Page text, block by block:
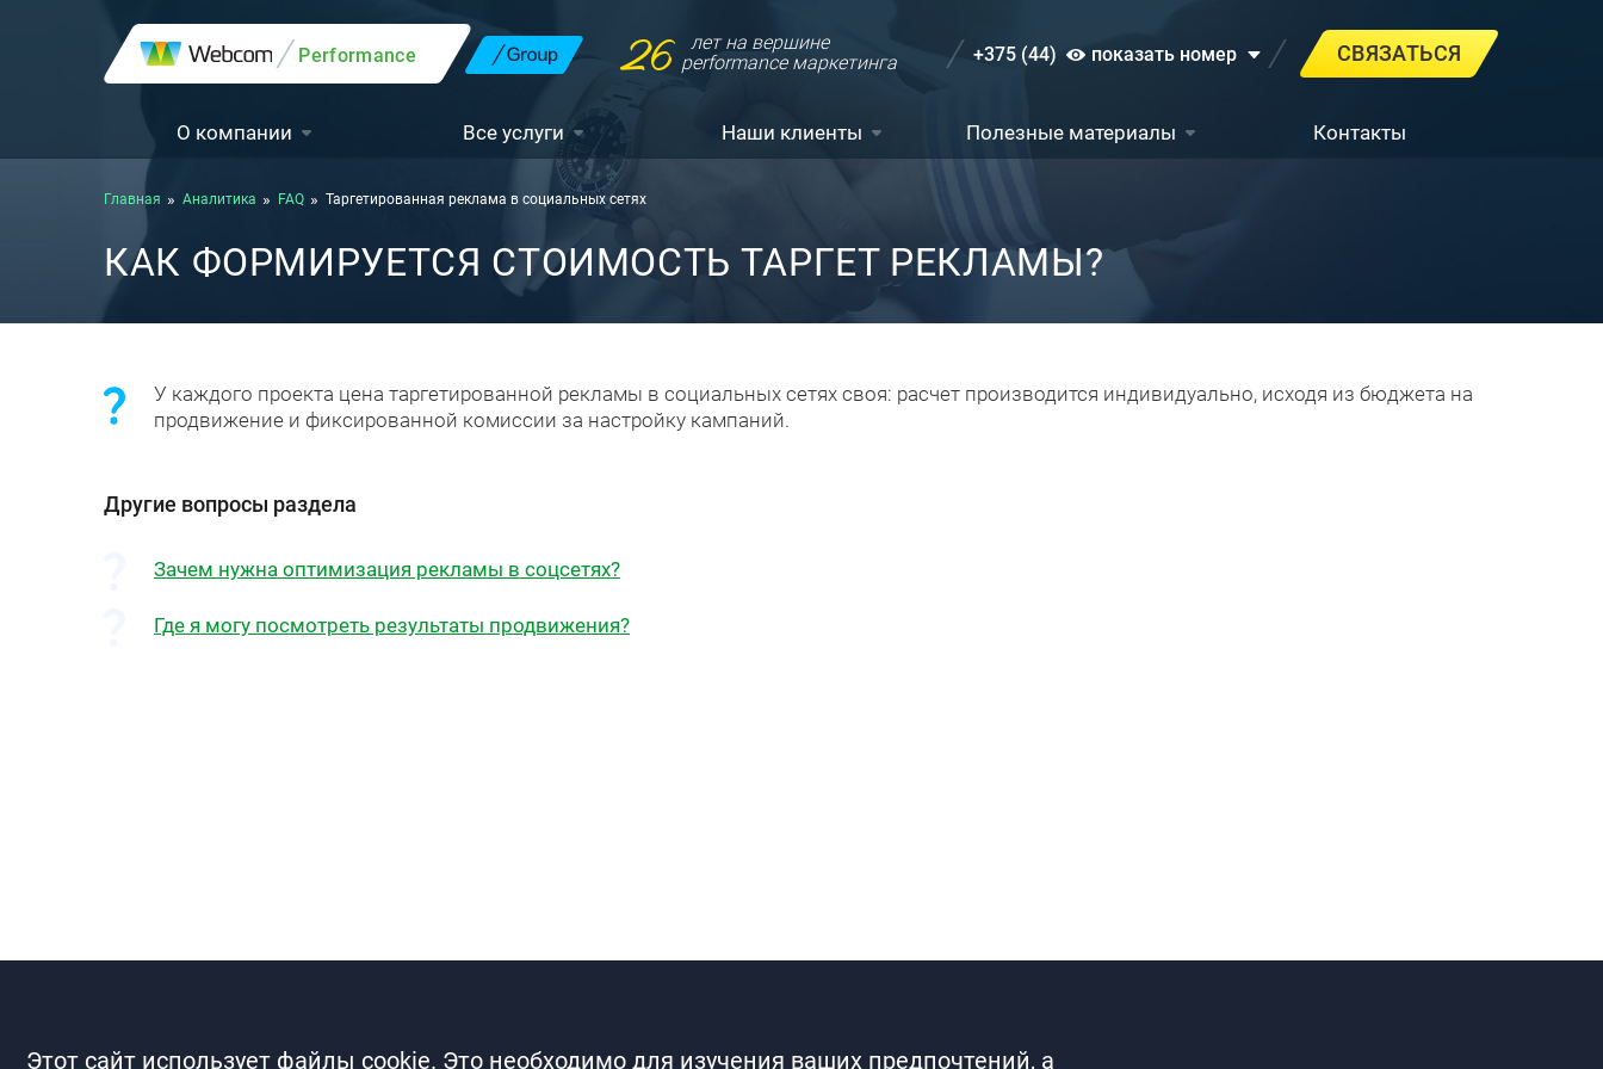
Performance 26
лет на вершине
performance маркетинга
+375 (44) показать номер СВЯЗАТЬСЯ
О компании Все услуги Наши клиенты Полезные материалы Контакты
Главная Аналитика FAQ Таргетированная реклама в социальных сетях
КАК ФОРМИРУЕТСЯ СТОИМОСТЬ ТАРГЕТ РЕКЛАМЫ?
У каждого проекта цена таргетированной рекламы в социальных сетях своя: расчет производится индивидуально, исходя из бюджета на
продвижение и фиксированной комиссии за настройку кампаний.
Другие вопросы раздела
Зачем нужна оптимизация рекламы в соцсетях?
Где я могу посмотреть результаты продвижения?
Этот сайт использует файлы cookie. Это необходимо для изучения ваших предпочтений, а